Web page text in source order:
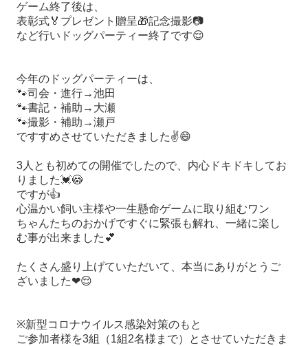
ゲーム終了後は、
表彰式🏅 プレゼント贈呈🎁記念撮影📷
など行いドッグパーティー終了です😌
今年のドッグパーティーは、
🐾司会・進行→池田
🐾書記・補助 → 大瀬
🐾撮影・補助 →瀬戸
ですすめさせていただきました✌😄
3 人とも初めての開催でしたので、内心ドキドキしてお
りました💓😳
ですが👍
心温かい飼い主様や一生懸命ゲームに取り組むワン
ちゃんたちのおかげですぐに緊張も解れ、一緒に楽し
む事が出来ました 💕
たくさん盛り上げていただいて、本当にありがとうご
ざいました❤😌
※新型コロナウイルス感染対策のもと
ご参加者様を3組 （1組 2名様まで）
とさせていただきま